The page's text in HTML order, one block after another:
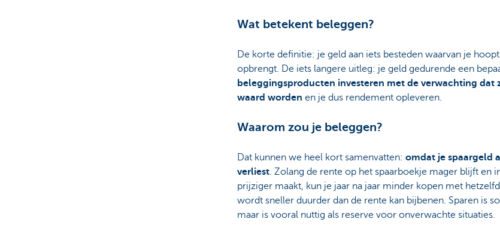
Wat betekent beleggen?
De korte definitie: je geld aan iets besteden waarvan je
opbrengt. De iets langere uitleg: je geld gedurende een
beleggingsproducten investeren met de verwachting dat
waard worden en je dus rendement opleveren.
Waarom zou je beleggen?
Dat kunnen we heel kort samenvatten: omdat je spaargeld
verliest. Zolang de rente op het spaarboekje mager blijft en
prijziger maakt, kun je jaar na jaar minder kopen met
wordt sneller duurder dan de rente kan bijbenen. Sparen is
maar is vooral nuttig als reserve voor onverwachte situaties.